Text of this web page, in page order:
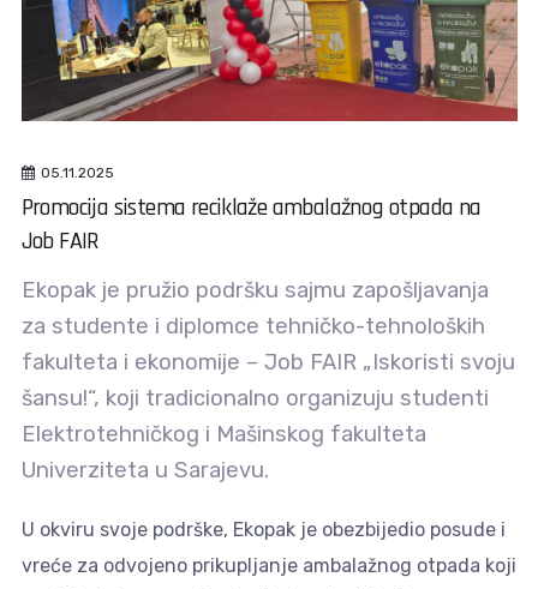
05.11.2025
Promocija sistema reciklaže ambalažnog otpada na
Job FAIR
Ekopak je pružio podršku sajmu zapošljavanja
za studente i diplomce tehničko-tehnoloških
fakulteta i ekonomije – Job FAIR „Iskoristi svoju
šansu!“, koji tradicionalno organizuju studenti
Elektrotehničkog i Mašinskog fakulteta
Univerziteta u Sarajevu.
U okviru svoje podrške, Ekopak je obezbijedio posude i
vreće za odvojeno prikupljanje ambalažnog otpada koji